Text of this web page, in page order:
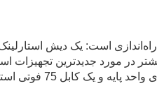
است: یک دیش استارلینک
در مورد جدیدترین تجهیزات
ببینید.) این کیت همچنین شامل یک کابل برق